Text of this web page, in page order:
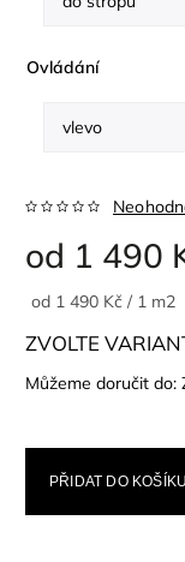
Ovládání
od 1 490
od 1 490 Kč / 1 m2
ZVOLTE
Můžeme doručit do:
PŘIDAT DO KOŠÍKU